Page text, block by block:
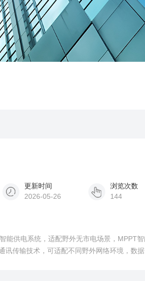
更新时间
2026-05-26
浏览次数
144
能供电系统，适配野外无市电场景，MPPT
讯传输技术，可适配不同野外网络环境，数